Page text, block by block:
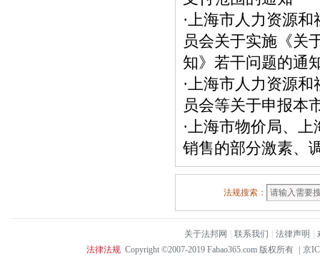
·上海市人力资源和
员会关于实施《关
知》若干问题的通
·上海市人力资源和
员会等关于申报本
·上海市物价局、上
销售的部分激素、
法规搜索：
关于法邦网 联系我们 法律声明
法律法规 Copyright ©2007-2019 Fabao365.com 版权所有 京